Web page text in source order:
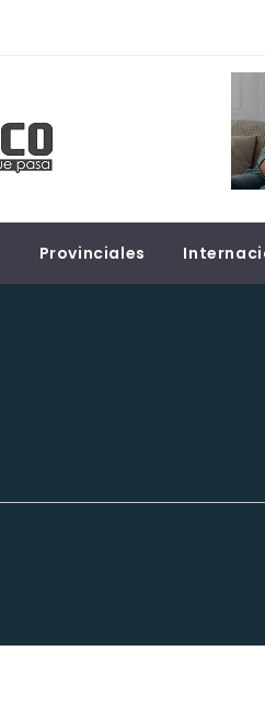
Provinciales